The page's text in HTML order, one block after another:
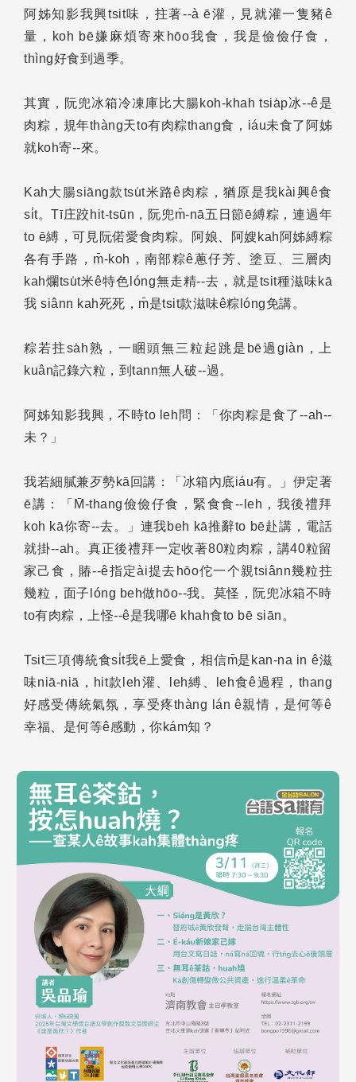
阿姊知影我興tsit味，拄著--à ē灌，見就灌一隻豬ê
量，koh bē嫌麻煩寄來hōo我食，我是儉儉仔食，
thìng好食到過季。
其實，阮兜冰箱冷凍庫比大腸koh-khah tsia̍p冰--ê是
肉粽，規年thàng天to有肉粽thang食，iáu未食了阿姊
就koh寄--來。
Kah大腸siāng款tsu̍t米路ê肉粽，猶原是我kài興ê食
si̍t。Tī庄跤hit-tsūn，阮兜m̄-nā五日節ē縛粽，連過年
to ē縛，可見阮偌愛食肉粽。阿娘、阿嫂kah阿姊縛粽
各有手路，m̄-koh，南部粽ê蔥仔芳、塗豆、三層肉
kah爛tsu̍t米ê特色lóng無走精--去，就是tsit種滋味kā
我 siânn kah死死，m̄是tsit款滋味ê粽lóng免講。
粽若拄sa̍h熟，一睏頭無三粒起跳是bē過giàn，上
kuân記錄六粒，到tann無人破--過。
阿姊知影我興，不時to leh問：「你肉粽是食了--ah--
未？」
我若細膩兼歹勢kā回講：「冰箱內底iáu有。」伊定著
ē講：「M̄-thang儉儉仔食，緊食食--leh，我後禮拜
koh kā你寄--去。」連我beh kā推辭to bē赴講，電話
就掛--ah。真正後禮拜一定收著80粒肉粽，講40粒留
家己食，賰--ê指定ài提去hōo佗一个親tsiânn幾粒拄
幾粒，面子lóng beh做hōo--我。莫怪，阮兜冰箱不時
to有肉粽，上怪--ê是我哪ē khah食to bē siān。
Tsit三項傳統食si̍t我ē上愛食，相信m̄是kan-na in ê滋
味niā-niā，hit款leh灌、leh縛、leh食ê過程，thang
好感受傳統氣氛，享受疼thàng lán ê親情，是何等ê
幸福、是何等ê感動，你kám知？